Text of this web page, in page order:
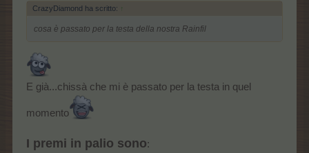
CrazyDiamond ha scritto: ↑
cosa è passato per la testa della nostra Rainfil
E già...chissà che mi è passato per la testa in quel
momento
I premi in palio sono: